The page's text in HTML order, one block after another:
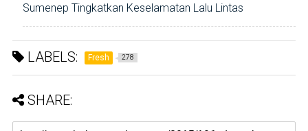
Sumenep Tingkatkan Keselamatan Lalu Lintas
LABELS: Fresh 278
SHARE: